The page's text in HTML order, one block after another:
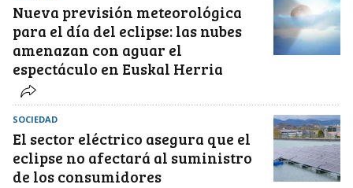
Nueva previsión meteorológica
para el día del eclipse: las nubes
amenazan con aguar el
espectáculo en Euskal Herria
SOCIEDAD
El sector eléctrico asegura que el
eclipse no afectará al suministro
de los consumidores